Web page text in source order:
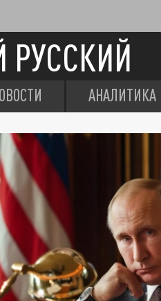
РУССКИЙ
АНАЛИТИКА